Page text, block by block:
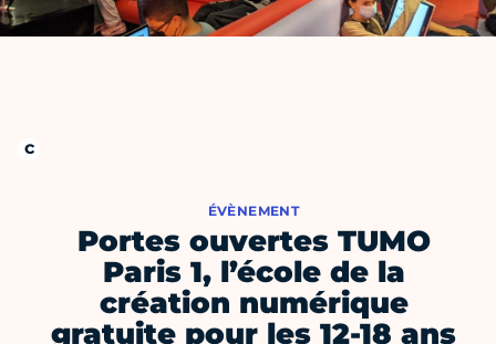
ÉVÈNEMENT
Portes ouvertes TUMO
Paris 1, l’école de la
création numérique
gratuite pour les 12-18 ans